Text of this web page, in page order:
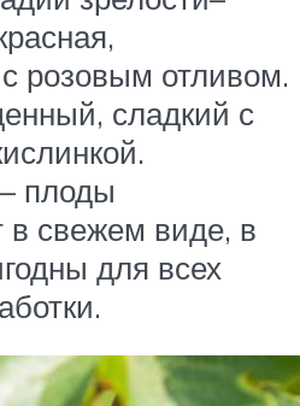
розовым отливом.
сладкий с
плоды
в свежем виде, в
для всех